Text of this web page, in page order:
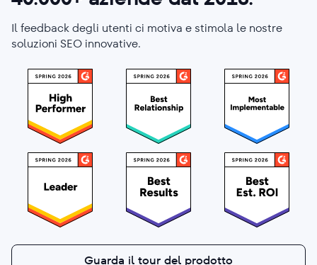
Il feedback degli utenti ci motiva e stimola le nostre
soluzioni SEO innovative.
Guarda il tour del prodotto